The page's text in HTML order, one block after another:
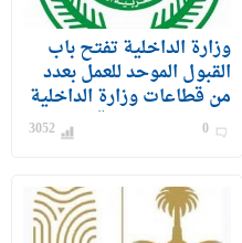
وزارة الداخلية تفتح باب
القبول الموحد للعمل بعدد
من قطاعات وزارة الداخلية
على رتبة وكيل رقيب –
جندي) للرجال
0
3052